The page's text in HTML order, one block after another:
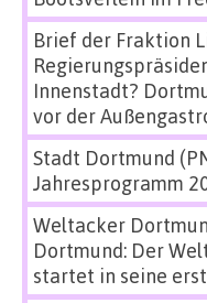
Brief der Fraktion
Innenstadt?
vor der
Stadt Dortmund
Jahresprogramm
Weltacker
Dortmund: Der
startet in seine